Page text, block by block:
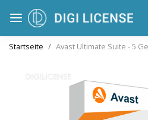
Startseite Avast Ultimate Suite - 5